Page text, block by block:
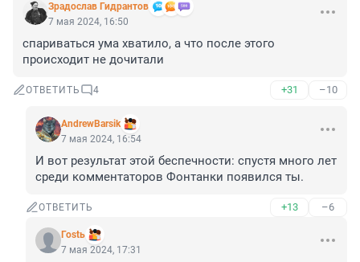
Зрадослав Гидрантов
7 мая 2024, 16:50
спариваться ума хватило, а что после этого
происходит не дочитали
ОТВЕТИТЬ 4 +31 –10
AndrewBarsik
7 мая 2024, 16:54
И вот результат этой беспечности: спустя много лет
среди комментаторов Фонтанки появился ты.
ОТВЕТИТЬ +13 –6
Гоstь
7 мая 2024, 17:31